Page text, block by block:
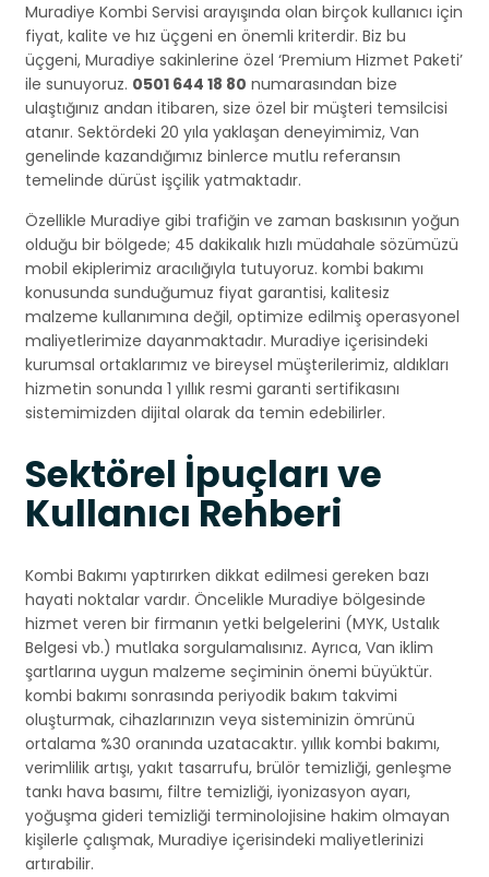
Muradiye Kombi Servisi arayışında olan birçok kullanıcı için
fiyat, kalite ve hız üçgeni en önemli kriterdir. Biz bu
üçgeni, Muradiye sakinlerine özel ‘Premium Hizmet Paketi’
ile sunuyoruz. 0501 644 18 80 numarasından bize
ulaştığınız andan itibaren, size özel bir müşteri temsilcisi
atanır. Sektördeki 20 yıla yaklaşan deneyimimiz, Van
genelinde kazandığımız binlerce mutlu referansın
temelinde dürüst işçilik yatmaktadır.
Özellikle Muradiye gibi trafiğin ve zaman baskısının yoğun
olduğu bir bölgede; 45 dakikalık hızlı müdahale sözümüzü
mobil ekiplerimiz aracılığıyla tutuyoruz. kombi bakımı
konusunda sunduğumuz fiyat garantisi, kalitesiz
malzeme kullanımına değil, optimize edilmiş operasyonel
maliyetlerimize dayanmaktadır. Muradiye içerisindeki
kurumsal ortaklarımız ve bireysel müşterilerimiz, aldıkları
hizmetin sonunda 1 yıllık resmi garanti sertifikasını
sistemimizden dijital olarak da temin edebilirler.
Sektörel İpuçları ve
Kullanıcı Rehberi
Kombi Bakımı yaptırırken dikkat edilmesi gereken bazı
hayati noktalar vardır. Öncelikle Muradiye bölgesinde
hizmet veren bir firmanın yetki belgelerini (MYK, Ustalık
Belgesi vb.) mutlaka sorgulamalısınız. Ayrıca, Van iklim
şartlarına uygun malzeme seçiminin önemi büyüktür.
kombi bakımı sonrasında periyodik bakım takvimi
oluşturmak, cihazlarınızın veya sisteminizin ömrünü
ortalama %30 oranında uzatacaktır. yıllık kombi bakımı,
verimlilik artışı, yakıt tasarrufu, brülör temizliği, genleşme
tankı hava basımı, filtre temizliği, iyonizasyon ayarı,
yoğuşma gideri temizliği terminolojisine hakim olmayan
kişilerle çalışmak, Muradiye içerisindeki maliyetlerinizi
artırabilir.